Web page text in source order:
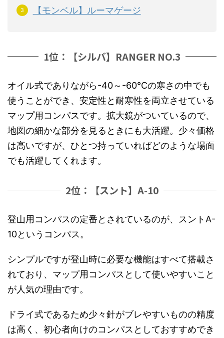
【モンベル】ルーマゲージ
1位：【シルバ】RANGER NO.3
オイル式でありながら-40～-60℃の寒さの中でも
使うことができ、安定性と耐寒性を両立させている
マップ用コンパスです。拡大鏡がついているので、
地図の細かな部分を見るときにも大活躍。少々価格
は高いですが、ひとつ持っていればどのような場面
でも活躍してくれます。
2位：【スント】A-10
登山用コンパスの定番とされているのが、スントA-
10というコンパス。
シンプルですが登山時に必要な機能はすべて搭載さ
れており、マップ用コンパスとして使いやすいこと
が人気の理由です。
ドライ式であるため少々針がブレやすいものの精度
は高く、初心者向けのコンパスとしておすすめでき